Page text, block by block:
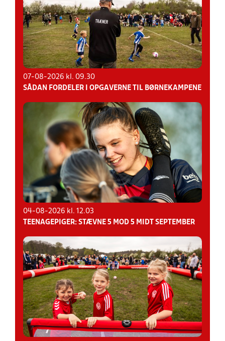
07-08-2026 kl. 09.30
SÅDAN FORDELER I OPGAVERNE TIL BØRNEKAMPENE
04-08-2026 kl. 12.03
TEENAGEPIGER: STÆVNE 5 MOD 5 MIDT SEPTEMBER